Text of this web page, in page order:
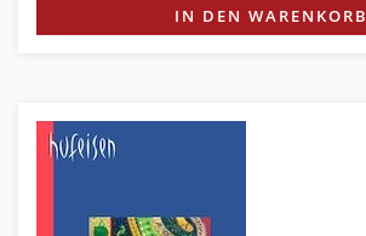
IN DEN WARENKORB